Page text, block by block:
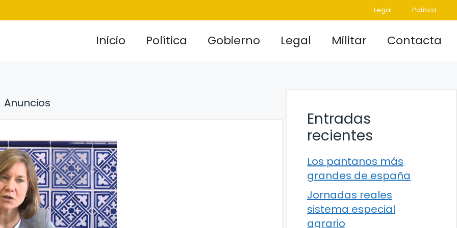
Legal Política
Inicio Política Gobierno Legal Militar Contacta
Anuncios
Entradas
recientes
Los pantanos más
grandes de españa
Jornadas reales
sistema especial
agrario